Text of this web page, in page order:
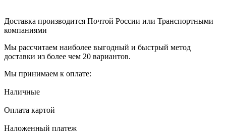
Доставка производится Почтой России или Транспортными
компаниями
Мы рассчитаем наиболее выгодный и быстрый метод
доставки из более чем 20 вариантов.
Мы принимаем к оплате:
Наличные
Оплата картой
Наложенный платеж